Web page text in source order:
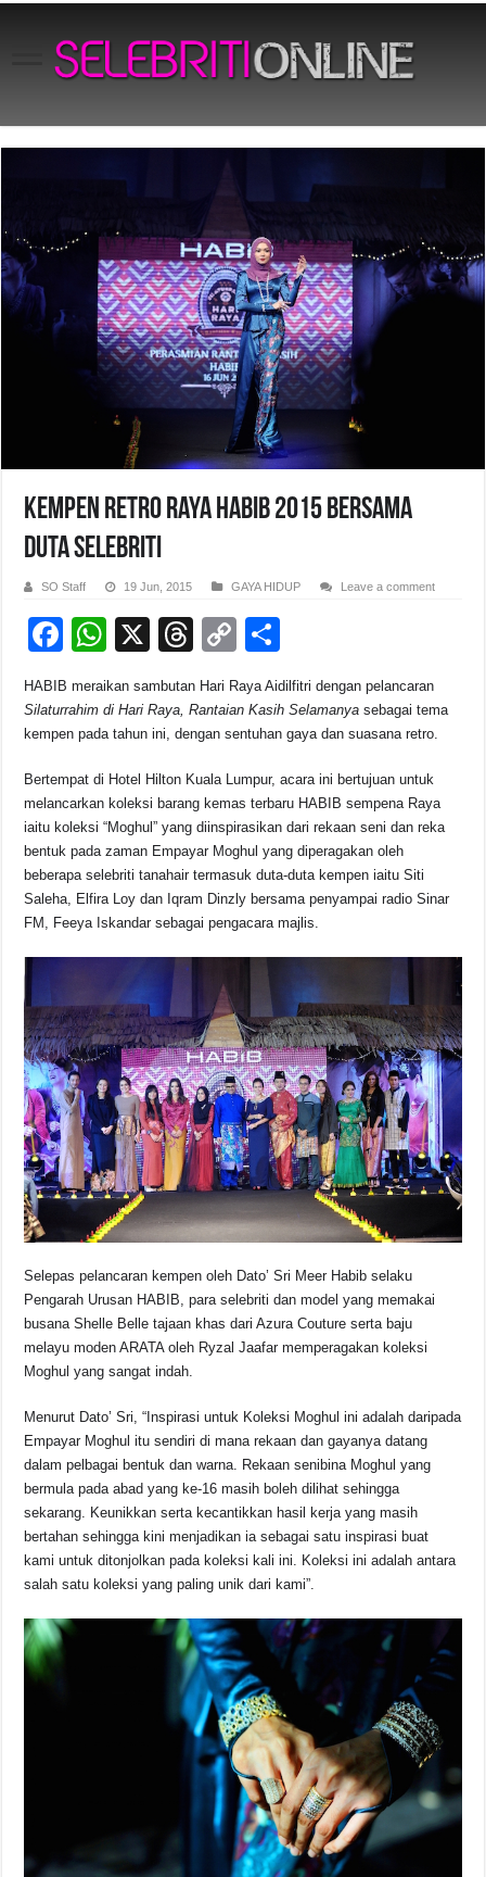
Kempen Retro Raya HABIB 2015 Bersama
Duta Selebriti
SO Staff 19 Jun, 2015 GAYA HIDUP Leave a comment
F
a
c
e
b
o
o
k
W
h
at
s
A
p
p
X
T
hr
e
a
d
s
C
o
p
y
Li
n
k
h
ar
e
HABIB meraikan sambutan Hari Raya Aidilfitri dengan pelancaran
Silaturrahim di Hari Raya, Rantaian Kasih Selamanyasebagai tema
kempen pada tahun ini, dengan sentuhan gaya dan suasana retro.
Bertempat di Hotel Hilton Kuala Lumpur, acara ini bertujuan untuk
melancarkan koleksi barang kemas terbaru HABIB sempena Raya
iaitu koleksi “Moghul” yang diinspirasikan dari rekaan seni dan reka
bentuk pada zaman Empayar Moghul yang diperagakan oleh
beberapa selebriti tanahair termasuk duta-duta kempen iaitu Siti
Saleha, Elfira Loy dan Iqram Dinzly bersama penyampai radio Sinar
FM, Feeya Iskandar sebagai pengacara majlis.
Selepas pelancaran kempen oleh Dato’ Sri Meer Habib selaku
Pengarah Urusan HABIB, para selebriti dan model yang memakai
busana Shelle Belle tajaan khas dari Azura Couture serta baju
melayu moden ARATA oleh Ryzal Jaafar memperagakan koleksi
Moghul yang sangat indah.
Menurut Dato’ Sri, “Inspirasi untuk Koleksi Moghul ini adalah daripada
Empayar Moghul itu sendiri di mana rekaan dan gayanya datang
dalam pelbagai bentuk dan warna. Rekaan senibina Moghul yang
bermula pada abad yang ke-16 masih boleh dilihat sehingga
sekarang. Keunikkan serta kecantikkan hasil kerja yang masih
bertahan sehingga kini menjadikan ia sebagai satu inspirasi buat
kami untuk ditonjolkan pada koleksi kali ini. Koleksi ini adalah antara
salah satu koleksi yang paling unik dari kami”.